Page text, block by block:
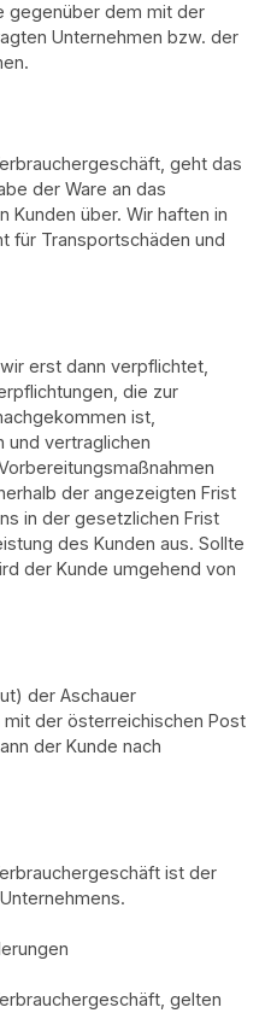
gegenüber dem mit der
Unternehmen bzw. der
geht das
der Ware an das
Kunden über. Wir haften in
für Transportschäden und
erst dann verpflichtet,
die zur
ist,
und vertraglichen
der angezeigten Frist
in der gesetzlichen Frist
des Kunden aus. Sollte
der Kunde umgehend von
der Aschauer
der österreichischen Post
der Kunde nach
ist der
gelten